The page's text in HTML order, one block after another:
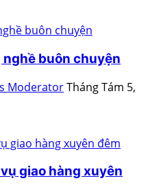
buôn chuyện
ModeratorTháng Tám 5,
giao hàng xuyên